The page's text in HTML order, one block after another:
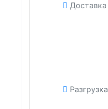
Доставка
Разгрузка